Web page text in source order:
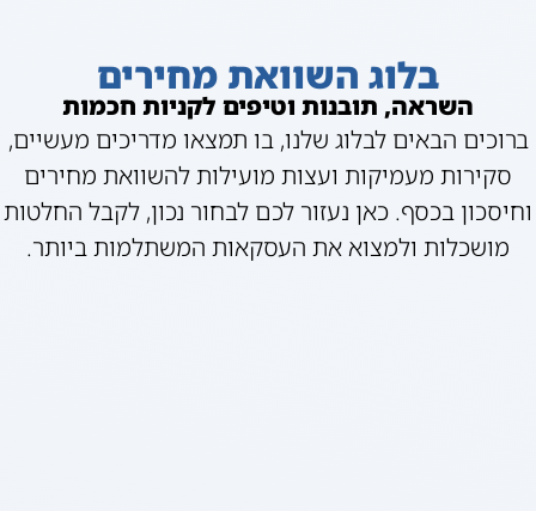
בלוג השוואת מחירים
השראה, תובנות וטיפים לקניות חכמות
ברוכים הבאים לבלוג שלנו, בו תמצאו מדריכים מעשיים,
סקירות מעמיקות ועצות מועילות להשוואת מחירים
וחיסכון בכסף. כאן נעזור לכם לבחור נכון, לקבל החלטות
מושכלות ולמצוא את העסקאות המשתלמות ביותר.